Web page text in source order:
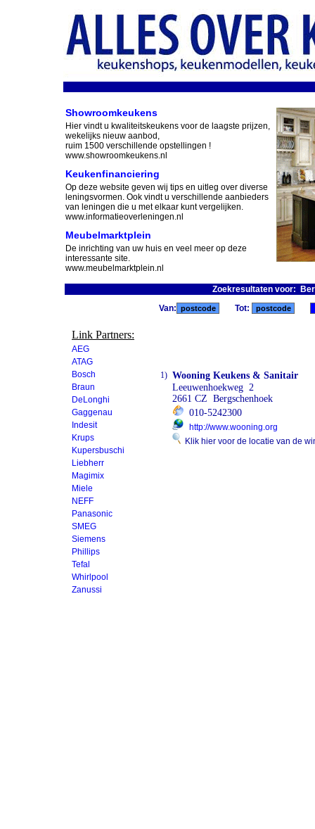
Showroomkeukens
Hier vindt u kwaliteitskeukens voor de laagste prijzen,
wekelijks nieuw aanbod,
ruim 1500 verschillende opstellingen !
www.showroomkeukens.nl
Keukenfinanciering
Op deze website geven wij tips en uitleg over diverse
leningsvormen. Ook vindt u verschillende aanbieders
van leningen die u met elkaar kunt vergelijken.
www.informatieoverleningen.nl
Meubelmarktplein
De inrichting van uw huis en veel meer op deze
interessante site.
www.meubelmarktplein.nl
Zoekresultaten voor:
Link Partners:
AEG
ATAG
Bosch
Braun
DeLonghi
Gaggenau
Indesit
Krups
Kupersbuschi
Liebherr
Magimix
Miele
NEFF
Panasonic
SMEG
Siemens
Phillips
Tefal
Whirlpool
Zanussi
Van: Tot:
1) Wooning Keukens & Sanitair
Leeuwenhoekweg 2
2661 CZ Bergschenhoek
010-5242300
http://www.wooning.org
Klik hier voor de locatie van de